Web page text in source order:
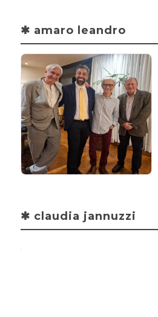
✱ amaro leandro
✱ claudia jannuzzi